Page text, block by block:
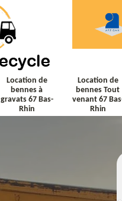
Location de
bennes à
gravats 67 Bas-
Rhin
Location de
bennes Tout
venant 67
Rhin